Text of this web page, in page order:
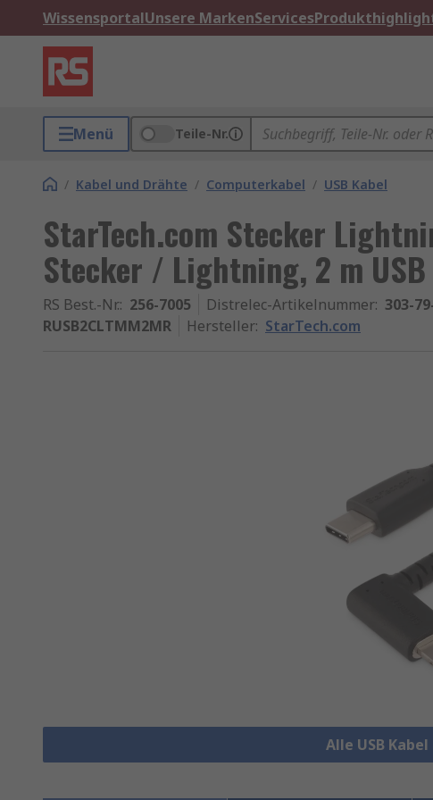
WissensportalUnsere MarkenServices
Menü Teile-Nr.
/ Kabel und Drähte / Computerkabel / USB Kabel
StarTech.com Stecker
Stecker / Lightning, 2 m
RS Best.-Nr.: 256-7005 Distrelec-Artikelnummer: 303-
RUSB2CLTMM2MR
Hersteller: StarTech.com
Alle USB